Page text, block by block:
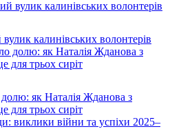
калинівських волонтерів
як Наталія Жданова з
для трьох сиріт